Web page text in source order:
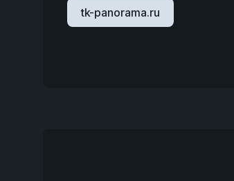
tk-panorama.ru